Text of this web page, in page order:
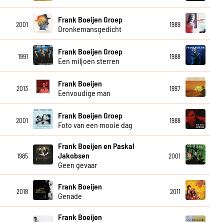
2001
Frank Boeijen Groep
Dronkemansgedicht
1989
1991
Frank Boeijen Groep
Een miljoen sterren
1988
2013
Frank Boeijen
Eenvoudige man
1997
2001
Frank Boeijen Groep
Foto van een mooie dag
1988
1985
Frank Boeijen en Paskal
Jakobsen
Geen gevaar
2001
2018
Frank Boeijen
Genade
2011
Frank Boeijen